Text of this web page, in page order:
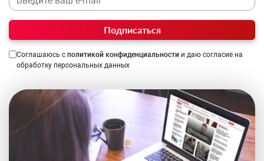
Подписаться
Соглашаюсь с политикой конфиденциальности и даю согласие на
обработку персональных данных